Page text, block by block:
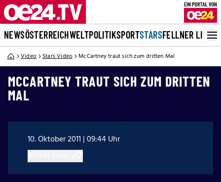
NEWSÖSTERREICHWELTPOLITIKSPORTSTARSFELLNER LIVE
Video Stars Video McCartney traut sich zum dritten Mal
MCCARTNEY TRAUT SICH ZUM DRITTEN
MAL
10. Oktober 2011 | 09:44 Uhr